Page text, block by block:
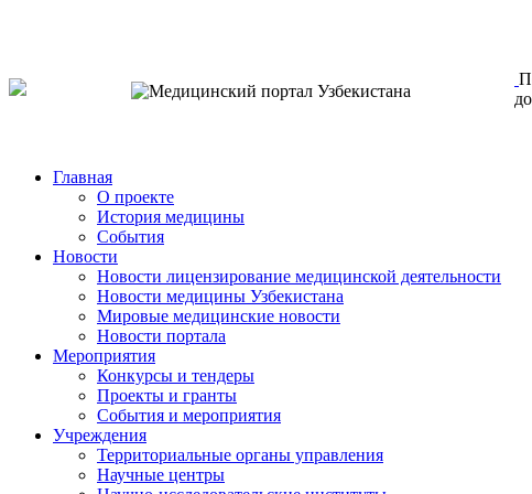
Главная
О проекте
История медицины
События
Новости
Новости лицензирование медицинской деятельности
Новости медицины Узбекистана
Мировые медицинские новости
Новости портала
Мероприятия
Конкурсы и тендеры
Проекты и гранты
События и мероприятия
Учреждения
Территориальные органы управления
Научные центры